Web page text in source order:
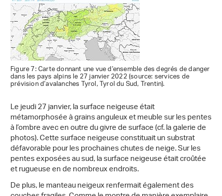
Figure 7: Carte donnant une vue d’ensemble des degrés de danger
dans les pays alpins le 27 janvier 2022 (source: services de
prévision d’avalanches Tyrol, Tyrol du Sud, Trentin).
Le jeudi 27 janvier, la surface neigeuse était
métamorphosée à grains anguleux et meuble sur les pentes
à l’ombre avec en outre du givre de surface (cf. la galerie de
photos). Cette surface neigeuse constituait un substrat
défavorable pour les prochaines chutes de neige. Sur les
pentes exposées au sud, la surface neigeuse était croûtée
et rugueuse en de nombreux endroits.
De plus, le manteau neigeux renfermait également des